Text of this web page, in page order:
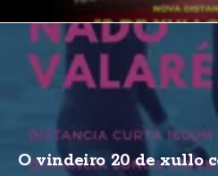
O vindeiro 20 de xullo